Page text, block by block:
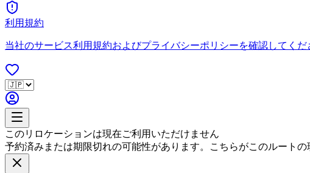
利用規約
当社のサービス利用規約およびプライバシーポリシーを確認してく
このリロケーションは現在ご利用いただけません
予約済みまたは期限切れの可能性があります。こちらがこのルートの